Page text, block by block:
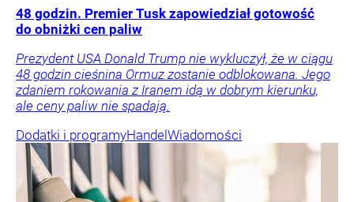
48 godzin. Premier Tusk zapowiedział gotowość
do obniżki cen paliw
Prezydent USA Donald Trump nie wykluczył, że w ciągu
48 godzin cieśnina Ormuz zostanie odblokowana. Jego
zdaniem rokowania z Iranem idą w dobrym kierunku,
ale ceny paliw nie spadają.
Dodatki i programyHandel Wiadomości